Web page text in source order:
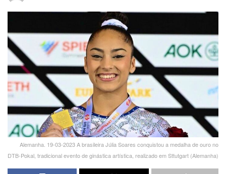
Alemanha. 19-03-2023 A brasileira Júlia Soares conquistou a medalha de ouro no
DTB-Pokal, tradicional evento de ginástica artística, realizado em Sttutgart (Alemanha)